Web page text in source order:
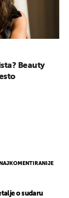
NAJKOMENTIRANIJE
o sudaru
Beauty